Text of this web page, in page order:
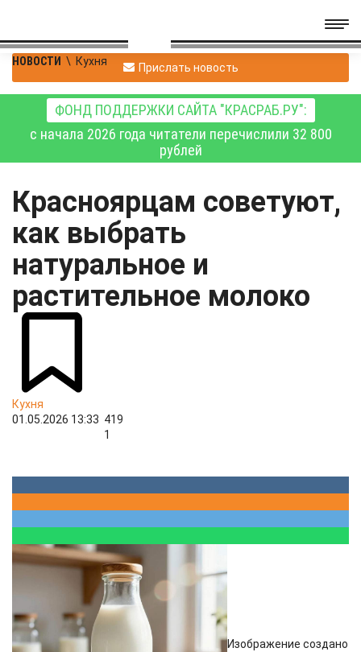
НОВОСТИ \ Кухня Прислать новость
ФОНД ПОДДЕРЖКИ САЙТА "КРАСРАБ.РУ":
с начала 2026 года читатели перечислили 32 800
рублей
Красноярцам советуют,
как выбрать
натуральное и
растительное молоко
Кухня
01.05.2026 13:33 419
1
Изображение создано